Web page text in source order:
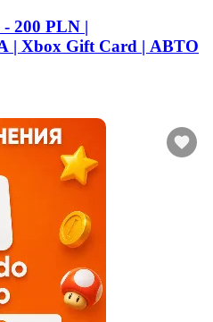
200 PLN |
Xbox Gift Card | АВТО